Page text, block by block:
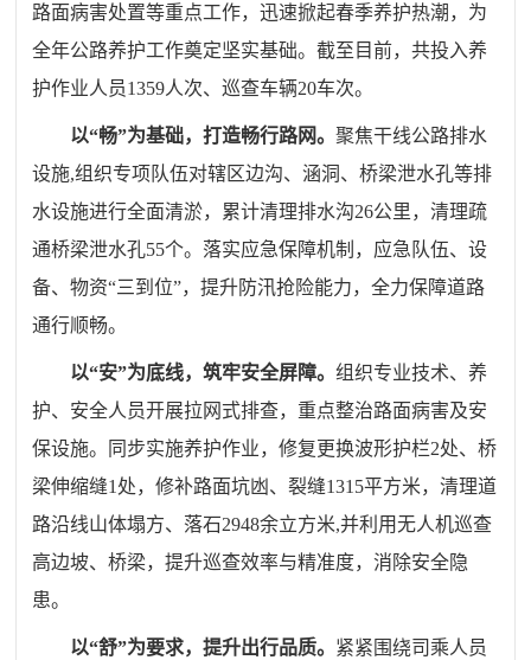
路面病害处置等重点工作，迅速掀起春季养护热潮，为
全年公路养护工作奠定坚实基础。截至目前，共投入养
护作业人员1359人次、巡查车辆20车次。
以“畅”为基础，打造畅行路网。聚焦干线公路排水
设施,组织专项队伍对辖区边沟、涵洞、桥梁泄水孔等排
水设施进行全面清淤，累计清理排水沟26公里，清理疏
通桥梁泄水孔55个。落实应急保障机制，应急队伍、设
备、物资“三到位”，提升防汛抢险能力，全力保障道路
通行顺畅。
以“安”为底线，筑牢安全屏障。组织专业技术、养
护、安全人员开展拉网式排查，重点整治路面病害及安
保设施。
同步实施养护作业，修复更换波形护栏2处、桥
梁伸缩缝1处，修补路面坑凼、裂缝1315平方米，清理道
路沿线山体塌方、落石2948余立方米,并利用无人机巡查
高边坡、桥梁，提升巡查效率与精准度，消除安全隐
患。
以“舒”为要求，提升出行品质。 紧紧围绕司乘人员